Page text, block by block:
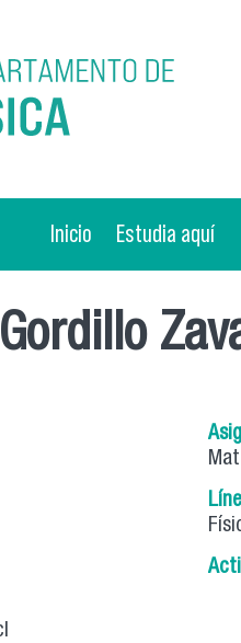
Inicio Estudia aquí